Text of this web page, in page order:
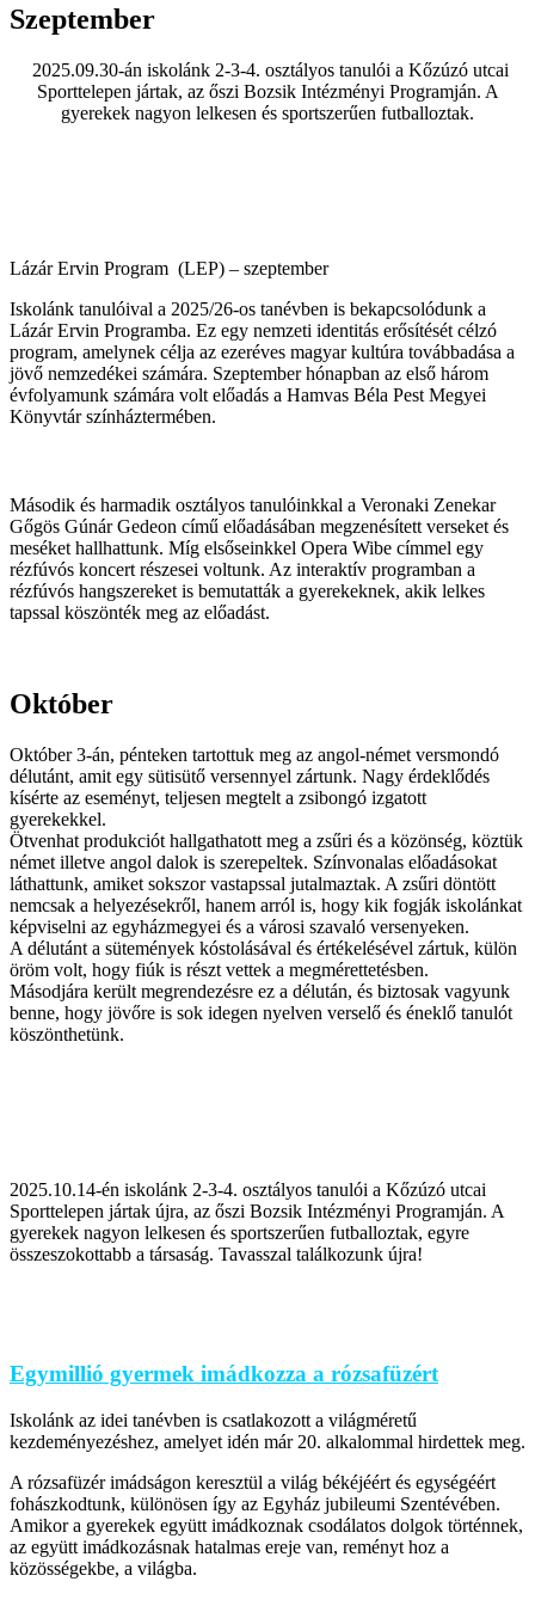
Szeptember
2025.09.30-án iskolánk 2-3-4. osztályos tanulói a Kőzúzó utcai
Sporttelepen jártak, az őszi Bozsik Intézményi Programján. A
gyerekek nagyon lelkesen és sportszerűen futballoztak.
Lázár Ervin Program (LEP) – szeptember
Iskolánk tanulóival a 2025/26-os tanévben is bekapcsolódunk a
Lázár Ervin Programba. Ez egy nemzeti identitás erősítését célzó
program, amelynek célja az ezeréves magyar kultúra továbbadása a
jövő nemzedékei számára. Szeptember hónapban az első három
évfolyamunk számára volt előadás a Hamvas Béla Pest Megyei
Könyvtár színháztermében.
Második és harmadik osztályos tanulóinkkal a Veronaki Zenekar
Gőgös Gúnár Gedeon című előadásában megzenésített verseket és
meséket hallhattunk. Míg elsőseinkkel Opera Wibe címmel egy
rézfúvós koncert részesei voltunk. Az interaktív programban a
rézfúvós hangszereket is bemutatták a gyerekeknek, akik lelkes
tapssal köszönték meg az előadást.
Október
Október 3-án, pénteken tartottuk meg az angol-német versmondó
délutánt, amit egy sütisütő versennyel zártunk. Nagy érdeklődés
kísérte az eseményt, teljesen megtelt a zsibongó izgatott
gyerekekkel.
Ötvenhat produkciót hallgathatott meg a zsűri és a közönség, köztük
német illetve angol dalok is szerepeltek. Színvonalas előadásokat
láthattunk, amiket sokszor vastapssal jutalmaztak. A zsűri döntött
nemcsak a helyezésekről, hanem arról is, hogy kik fogják iskolánkat
képviselni az egyházmegyei és a városi szavaló versenyeken.
A délutánt a sütemények kóstolásával és értékelésével zártuk, külön
öröm volt, hogy fiúk is részt vettek a megmérettetésben.
Másodjára került megrendezésre ez a délután, és biztosak vagyunk
benne, hogy jövőre is sok idegen nyelven verselő és éneklő tanulót
köszönthetünk.
2025.10.14-én iskolánk 2-3-4. osztályos tanulói a Kőzúzó utcai
Sporttelepen jártak újra, az őszi Bozsik Intézményi Programján. A
gyerekek nagyon lelkesen és sportszerűen futballoztak, egyre
összeszokottabb a társaság. Tavasszal találkozunk újra!
Egymillió gyermek imádkozza a rózsafüzért
Iskolánk az idei tanévben is csatlakozott a világméretű
kezdeményezéshez, amelyet idén már 20. alkalommal hirdettek meg.
A rózsafüzér imádságon keresztül a világ békéjéért és egységéért
fohászkodtunk, különösen így az Egyház jubileumi Szentévében.
Amikor a gyerekek együtt imádkoznak csodálatos dolgok történnek,
az együtt imádkozásnak hatalmas ereje van, reményt hoz a
közösségekbe, a világba.